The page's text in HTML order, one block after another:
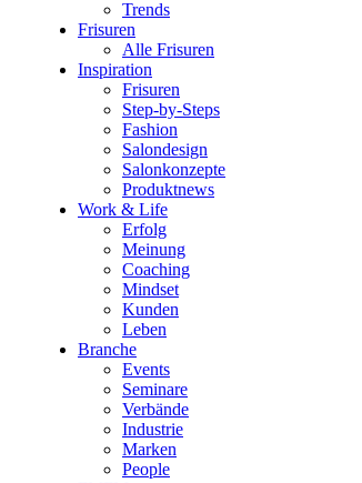
Trends
Frisuren
Alle Frisuren
Inspiration
Frisuren
Step-by-Steps
Fashion
Salondesign
Salonkonzepte
Produktnews
Work & Life
Erfolg
Meinung
Coaching
Mindset
Kunden
Leben
Branche
Events
Seminare
Verbände
Industrie
Marken
People